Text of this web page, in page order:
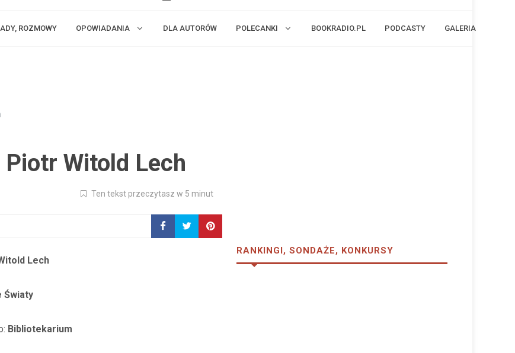
ROZMOWY OPOWIADANIA DLA AUTORÓW POLECANKI BOOKRADIO.PL PODCASTY GALERIA
Witold Lech
Ten tekst przeczytasz w 5 minut
Lech
Światy
Bibliotekarium
RANKINGI, SONDAŻE, KONKURSY